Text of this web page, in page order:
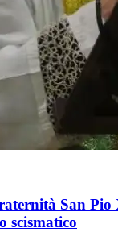
San
scismatico